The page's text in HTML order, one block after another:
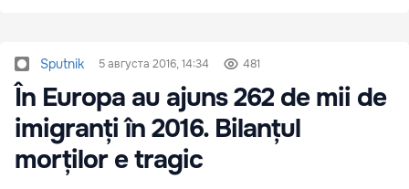
Sputnik 5 августа 2016, 14:34 481
În Europa au ajuns 262 de mii de
imigranți în 2016. Bilanțul
morților e tragic